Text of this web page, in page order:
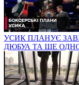
УСИК ПЛАНУЄ
ДЮБУА ТА ЩЕ